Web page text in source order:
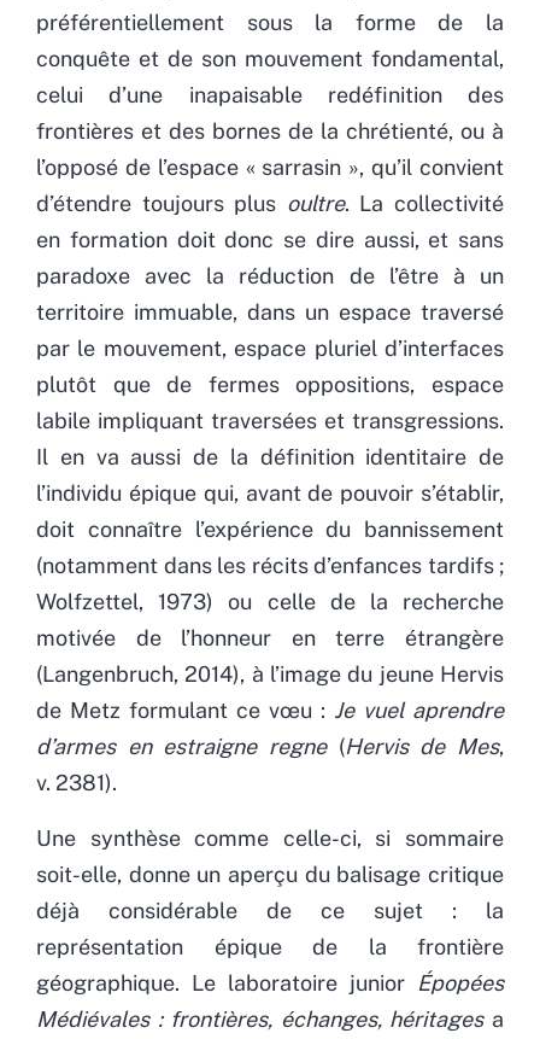
préférentiellement sous la forme de la
conquête et de son mouvement fondamental,
celui d’une inapaisable redéfinition des
frontières et des bornes de la chrétienté, ou à
l’opposé de l’espace « sarrasin », qu’il convient
d’étendre toujours plus oultre. La collectivité
en formation doit donc se dire aussi, et sans
paradoxe avec la réduction de l’être à un
territoire immuable, dans un espace traversé
par le mouvement, espace pluriel d’interfaces
plutôt que de fermes oppositions, espace
labile impliquant traversées et transgressions.
Il en va aussi de la définition identitaire de
l’individu épique qui, avant de pouvoir s’établir,
doit connaître l’expérience du bannissement
(notamment dans les récits d’enfances tardifs ;
Wolfzettel, 1973) ou celle de la recherche
motivée de l’honneur en terre étrangère
(Langenbruch, 2014), à l’image du jeune Hervis
de Metz formulant ce vœu : Je vuel aprendre
d’armes en estraigne regne(Hervis de Mes,
v. 2381).
Une synthèse comme celle-ci, si sommaire
soit-elle, donne un aperçu du balisage critique
déjà considérable de ce sujet : la
représentation épique de la frontière
géographique. Le laboratoire junior Épopées
Médiévales : frontières, échanges, héritagesa